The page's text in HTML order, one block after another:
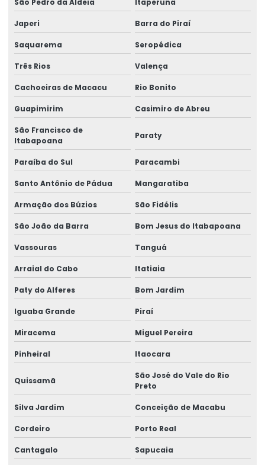
Japeri Barra do Piraí
Saquarema Seropédica
Três Rios Valença
Cachoeiras de Macacu Rio Bonito
Guapimirim Casimiro de Abreu
São Francisco de
Itabapoana
Paraty
Paraíba do Sul Paracambi
Santo Antônio de Pádua Mangaratiba
Armação dos Búzios São Fidélis
São João da Barra Bom Jesus do Itabapoana
Vassouras Tanguá
Arraial do Cabo Itatiaia
Paty do Alferes Bom Jardim
Iguaba Grande Piraí
Miracema Miguel Pereira
Pinheiral Itaocara
Quissamã
São José do Vale do Rio
Preto
Silva Jardim Conceição de Macabu
Cordeiro Porto Real
Cantagalo Sapucaia